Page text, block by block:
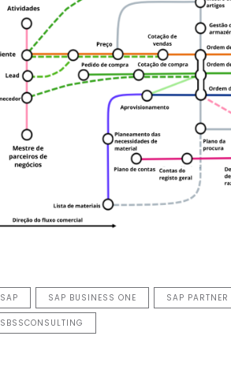
SAP SAP BUSINESS ONE SAP PARTNER
SBSSCONSULTING